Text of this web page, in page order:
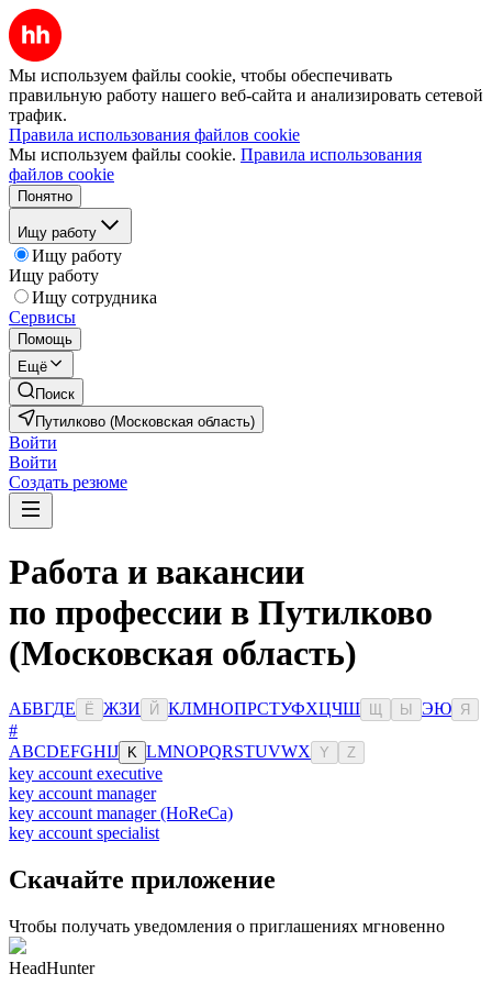
Мы используем файлы cookie, чтобы обеспечивать
правильную работу нашего веб-сайта и анализировать сетевой
трафик.
Правила использования файлов cookie
Мы используем файлы cookie. Правила использования
файлов cookie
Понятно
Ищу работу
Ищу работу
Ищу работу
Ищу сотрудника
Сервисы
Помощь
Ещё
Поиск
Путилково (Московская область)
Войти
Войти
Создать резюме
Работа и вакансии
по профессии в Путилково
(Московская область)
АБВГДЕ Ё ЖЗИ Й КЛМНОПРСТУФХЦЧШ Ы ЭЮ Я
#
ABCDEFGHIJ K LMNOPQRSTUVWX Y Z
key account executive
key account manager
key account manager (HoReCa)
key account specialist
Скачайте приложение
Чтобы получать уведомления о приглашениях мгновенно
HeadHunter